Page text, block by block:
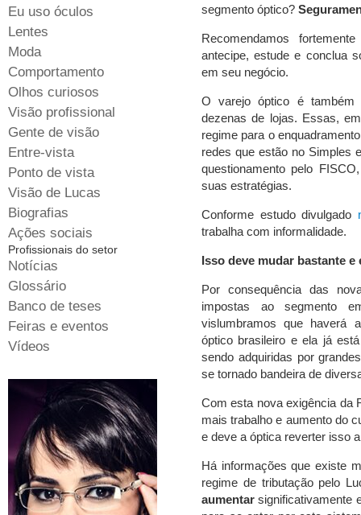
segmento óptico?
Recomendamos
antecipe, estude e conclua
em seu negócio.
O varejo óptico é também
dezenas de lojas. Essas,
regime para o
redes que estão no Simples
questionamento pelo
suas estratégias.
Conforme estudo divulgado
trabalha com informalidade.
Isso deve mudar bastante e
Por consequência das
impostas ao segmento
vislumbramos que haverá
óptico brasileiro e ela já
sendo adquiridas por
se tornado bandeira de
Com esta nova exigência da
mais trabalho e aumento do
e deve a óptica reverter isso
Há informações que existe
regime de tributação pelo
aumentar significativamente
Eu uso óculos
Lentes
Moda
Comportamento
Olhos curiosos
Visão profissional
Gente de visão
Entre-vista
Ponto de vista
Visão de Lucas
Biografias
Ações sociais
Profissionais do setor
Notícias
Glossário
Banco de teses
Feiras e eventos
Vídeos